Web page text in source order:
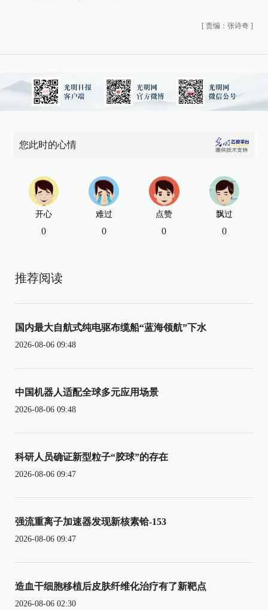
[ 责编：张诗奇 ]
您此时的心情
开心
0
难过
0
点赞
0
飘过
0
推荐阅读
国内最大自航式纯电驱布缆船“蓝海领航”下水
2026-08-06 09:48
中国机器人适配全球多元应用场景
2026-08-06 09:48
科研人员确证新型粒子“胶球”的存在
2026-08-06 09:47
强流重离子加速器发现新核素铪-153
2026-08-06 09:47
造血干细胞移植后皮肤纤维化治疗有了新靶点
2026-08-06 02:30